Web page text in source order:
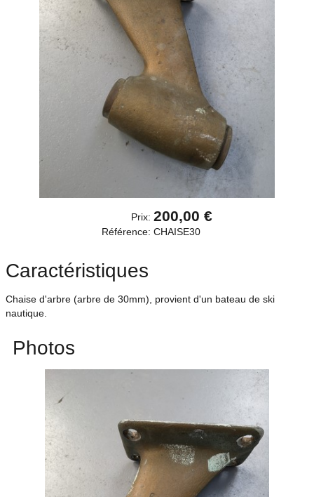
Prix: 200,00 €
Référence: CHAISE30
Caractéristiques
Chaise d'arbre (arbre de 30mm), provient d'un bateau de ski
nautique.
Photos